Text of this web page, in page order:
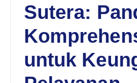
Sutera:
untuk